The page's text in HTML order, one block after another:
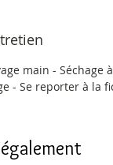
main - Séchage
- Se reporter à la